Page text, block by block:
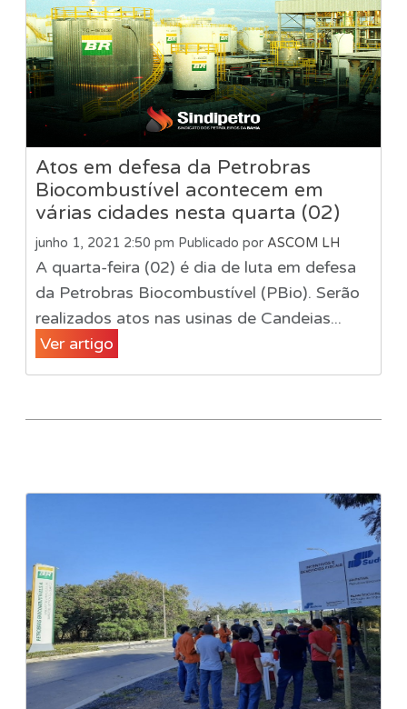
Atos em defesa da Petrobras
Biocombustível acontecem em
várias cidades nesta quarta (02)
junho 1, 2021 2:50 pm Publicado por ASCOM LH
A quarta-feira (02) é dia de luta em defesa
da Petrobras Biocombustível (PBio). Serão
realizados atos nas usinas de Candeias...
Ver artigo